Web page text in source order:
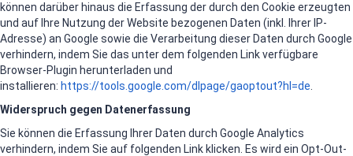
können darüber hinaus die Erfassung der durch den Cookie erzeugten
und auf Ihre Nutzung der Website bezogenen Daten (inkl. Ihrer IP-
Adresse) an Google sowie die Verarbeitung dieser Daten durch Google
verhindern, indem Sie das unter dem folgenden Link verfügbare
Browser-Plugin herunterladen und
installieren: https://tools.google.com/dlpage/gaoptout?hl=de
Widerspruch gegen Datenerfassung
Sie können die Erfassung Ihrer Daten durch Google Analytics
verhindern, indem Sie auf folgenden Link klicken. Es wird ein Opt-Out-